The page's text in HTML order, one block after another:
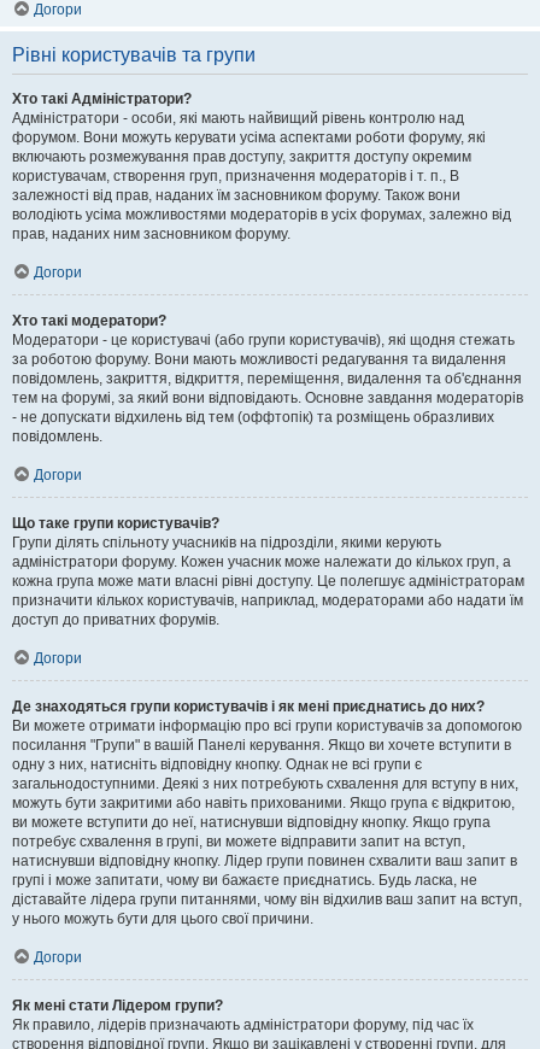
Догори
Рівні користувачів та групи
Хто такі Адміністратори?
Адміністратори - особи, які мають найвищий рівень контролю над
форумом. Вони можуть керувати усіма аспектами роботи форуму, які
включають розмежування прав доступу, закриття доступу окремим
користувачам, створення груп, призначення модераторів і т. п., В
залежності від прав, наданих їм засновником форуму. Також вони
володіють усіма можливостями модераторів в усіх форумах, залежно від
прав, наданих ним засновником форуму.
Догори
Хто такі модератори?
Модератори - це користувачі (або групи користувачів), які щодня стежать
за роботою форуму. Вони мають можливості редагування та видалення
повідомлень, закриття, відкриття, переміщення, видалення та об'єднання
тем на форумі, за який вони відповідають. Основне завдання модераторів
- не допускати відхилень від тем (оффтопік) та розміщень образливих
повідомлень.
Догори
Що таке групи користувачів?
Групи ділять спільноту учасників на підрозділи, якими керують
адміністратори форуму. Кожен учасник може належати до кількох груп, а
кожна група може мати власні рівні доступу. Це полегшує адміністраторам
призначити кількох користувачів, наприклад, модераторами або надати їм
доступ до приватних форумів.
Догори
Де знаходяться групи користувачів і як мені приєднатись до них?
Ви можете отримати інформацію про всі групи користувачів за допомогою
посилання "Групи" в вашій Панелі керування. Якщо ви хочете вступити в
одну з них, натисніть відповідну кнопку. Однак не всі групи є
загальнодоступними. Деякі з них потребують схвалення для вступу в них,
можуть бути закритими або навіть прихованими. Якщо група є відкритою,
ви можете вступити до неї, натиснувши відповідну кнопку. Якщо група
потребує схвалення в групі, ви можете відправити запит на вступ,
натиснувши відповідну кнопку. Лідер групи повинен схвалити ваш запит в
групі і може запитати, чому ви бажаєте приєднатись. Будь ласка, не
діставайте лідера групи питаннями, чому він відхилив ваш запит на вступ,
у нього можуть бути для цього свої причини.
Догори
Як мені стати Лідером групи?
Як правило, лідерів призначають адміністратори форуму, під час їх
створення відповідної групи. Якщо ви зацікавлені у створенні групи, для